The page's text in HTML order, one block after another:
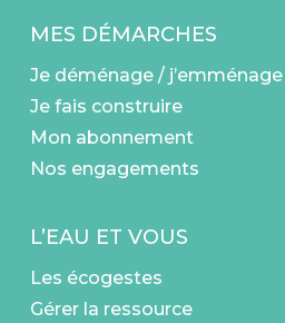
MES DÉMARCHES
Je déménage / j’emménage
Je fais construire
Mon abonnement
Nos engagements
L’EAU ET VOUS
Les écogestes
Gérer la ressource